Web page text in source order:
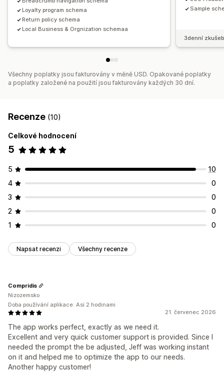
Loyalty program schema
Return policy schema
Local Business & Orgnization schemaa
Sample
3denní
Všechny poplatky jsou fakturovány v měně USD. Opakované poplatky
a poplatky založené na použití jsou fakturovány každých 30 dní.
Recenze (10)
Celkové hodnocení
5
5
10
4
0
3
0
2
0
1
0
Napsat recenzi Všechny recenze
21. červenec 2026
The app works perfect, exactly as we need it.
Excellent and very quick customer support is provided. Since I
needed the prompt the be adjusted, Jeff was working instant
on it and helped me to optimize the app to our needs.
Another happy customer!
Compridis
Nizozemsko
Doba používání aplikace: Asi 2 hodinami